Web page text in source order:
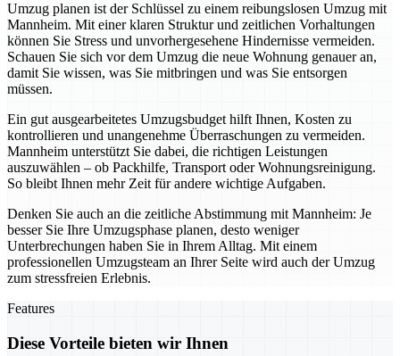
Umzug planen ist der Schlüssel zu einem reibungslosen Umzug mit
Mannheim. Mit einer klaren Struktur und zeitlichen Vorhaltungen
können Sie Stress und unvorhergesehene Hindernisse vermeiden.
Schauen Sie sich vor dem Umzug die neue Wohnung genauer an,
damit Sie wissen, was Sie mitbringen und was Sie entsorgen
müssen.
Ein gut ausgearbeitetes Umzugsbudget hilft Ihnen, Kosten zu
kontrollieren und unangenehme Überraschungen zu vermeiden.
Mannheim unterstützt Sie dabei, die richtigen Leistungen
auszuwählen – ob Packhilfe, Transport oder Wohnungsreinigung.
So bleibt Ihnen mehr Zeit für andere wichtige Aufgaben.
Denken Sie auch an die zeitliche Abstimmung mit Mannheim: Je
besser Sie Ihre Umzugsphase planen, desto weniger
Unterbrechungen haben Sie in Ihrem Alltag. Mit einem
professionellen Umzugsteam an Ihrer Seite wird auch der Umzug
zum stressfreien Erlebnis.
Features
Diese Vorteile bieten wir Ihnen